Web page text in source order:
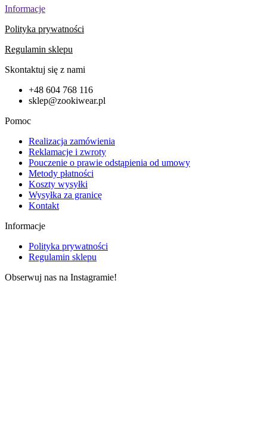
Informacje
Polityka prywatności
Regulamin sklepu
Skontaktuj się z nami
+48 604 768 116
sklep@zookiwear.pl
Pomoc
Realizacja zamówienia
Reklamacje i zwroty
Pouczenie o prawie odstąpienia od umowy
Metody płatności
Koszty wysyłki
Wysyłka za granicę
Kontakt
Informacje
Polityka prywatności
Regulamin sklepu
Obserwuj nas na Instagramie!